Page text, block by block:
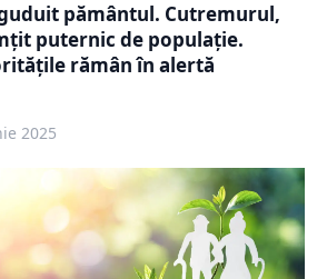
pământul. Cutremurul,
puternic de populație.
rămân în alertă
2025